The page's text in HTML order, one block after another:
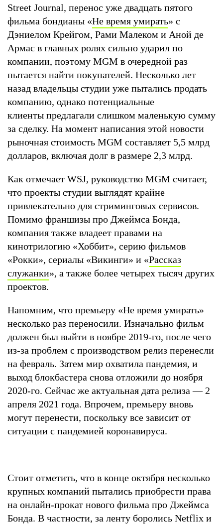
Street Journal, перенос уже двадцать пятого
фильма бондианы «Не время умирать» с
Дэниелом Крейгом, Рами Малеком и Аной де
Армас в главных ролях сильно ударил по
компании, поэтому MGM в очередной раз
пытается найти покупателей. Несколько лет
назад владельцы студии уже пытались продать
компанию, однако потенциальные
клиенты предлагали слишком маленькую сумму
за сделку. На момент написания этой новости
рыночная стоимость MGM составляет 5,5 млрд
долларов, включая долг в размере 2,3 млрд.
Как отмечает WSJ, руководство MGM считает,
что проекты студии выглядят крайне
привлекательно для стриминговых сервисов.
Помимо франшизы про Джеймса Бонда,
компания также владеет правами на
кинотрилогию «Хоббит», серию фильмов
«Рокки», сериалы «Викинги» и «Рассказ
служанки», а также более четырех тысяч других
проектов.
Напомним, что премьеру «Не время умирать»
несколько раз переносили. Изначально фильм
должен был выйти в ноябре 2019-го, после чего
из-за проблем с производством релиз перенесли
на февраль. Затем мир охватила пандемия, и
выход блокбастера снова отложили до ноября
2020-го. Сейчас же актуальная дата релиза — 2
апреля 2021 года. Впрочем, премьеру вновь
могут перенести, поскольку все зависит от
ситуации с пандемией коронавируса.
Стоит отметить, что в конце октября несколько
крупных компаний пытались приобрести права
на онлайн-прокат нового фильма про Джеймса
Бонда. В частности, за ленту боролись Netflix и